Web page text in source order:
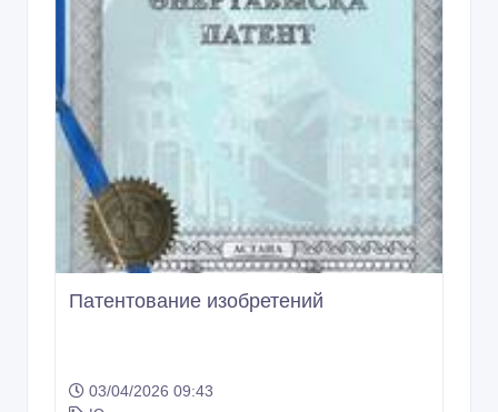
Патентование изобретений
03/04/2026 09:43